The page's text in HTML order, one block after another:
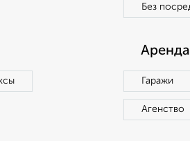
Без
Гаражи
Агенство